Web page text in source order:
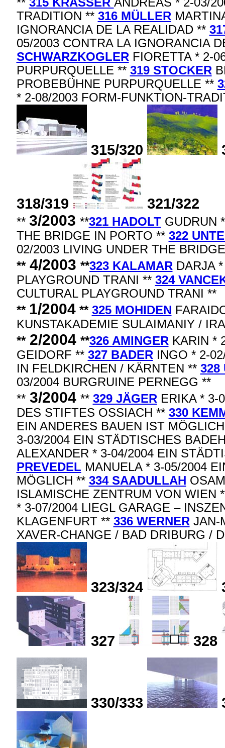
TRADITION ** 316 MÜLLER
IGNORANCIA DE LA REALIDAD **
05/2003 CONTRA LA IGNORANCIA
SCHWARZKOGLER FIORETTA * 2-
PURPURQUELLE ** 319 STOCKER
PROBEBÜHNE PURPURQUELLE **
* 2-08/2003 FORM-FUNKTION-
315/320
318/319 321/322
** 3/2003 **321 HADOLTGUDRUN
THE BRIDGE IN PORTO ** 322
02/2003 LIVING UNDER THE
** 4/2003 **323 KALAMAR DARJA
PLAYGROUND TRANI ** 324
CULTURAL PLAYGROUND TRANI **
** 1/2004** 325 MOHIDEN
KUNSTAKADEMIE SULAIMANIY /
**2/2004 **326 AMINGER KARIN *
GEIDORF ** 327 BADER INGO * 2-
IN FELDKIRCHEN / KÄRNTEN ** 328
03/2004 BURGRUINE PERNEGG **
**3/2004 ** 329 JÄGER ERIKA * 3-
DES STIFTES OSSIACH ** 330
EIN ANDERES BAUEN IST
3-03/2004 EIN STÄDTISCHES
ALEXANDER * 3-04/2004 EIN
PREVEDEL MANUELA * 3-05/2004
MÖGLICH ** 334 SAADULLAH
ISLAMISCHE ZENTRUM VON WIEN
* 3-07/2004 LIEGL GARAGE –
KLAGENFURT ** 336 WERNER JAN-
XAVER-CHANGE / BAD DRIBURG /
323/324
327 328
330/333